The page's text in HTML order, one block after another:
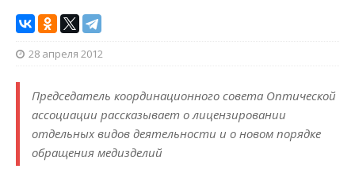
28 апреля 2012
Председатель координационного совета Оптической
ассоциации рассказывает о лицензировании
отдельных видов деятельности и о новом порядке
обращения медизделий